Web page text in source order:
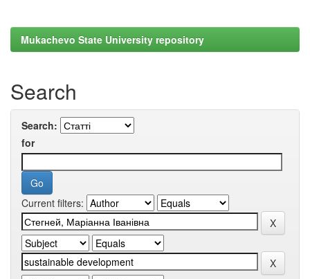
Mukachevo State University repository
Search
Search:
for
Current filters: